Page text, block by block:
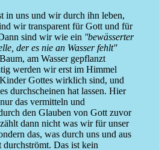
in uns und wir durch ihn leben,
wir transparent für Gott und für
sind wir wie ein ''bewässerter
der es nie an Wasser fehlt''
am Wasser gepflanzt
werden wir erst im Himmel
Gottes wirklich sind, und
durchscheinen hat lassen. Hier
das vermitteln und
den Glauben von Gott zuvor
dann nicht was wir für unser
das, was durch uns und aus
durchströmt. Das ist kein